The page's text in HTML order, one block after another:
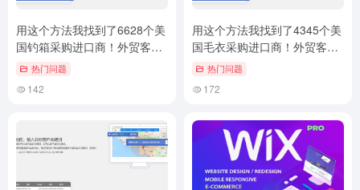
用这个方法我找到了6628个美
国钓箱采购进口商！外贸客户
挖掘技巧
热门问题
142
用这个方法我找到了4345个美
国毛衣采购进口商！外贸客户
挖掘技巧
热门问题
172